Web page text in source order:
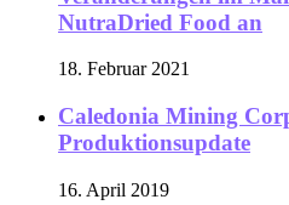
NutraDried Food an
18. Februar 2021
Caledonia Mining
Produktionsupdate
16. April 2019